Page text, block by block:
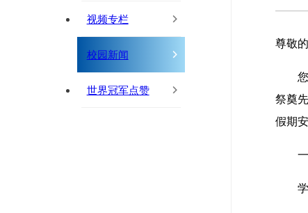
视频专栏
校园新闻
世界冠军点赞
尊敬
祭奠
假期